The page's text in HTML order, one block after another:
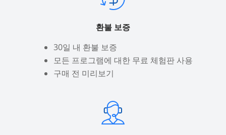
환불 보증
30일 내 환불 보증
모든 프로그램에 대한 무료 체험판 사용
구매 전 미리보기